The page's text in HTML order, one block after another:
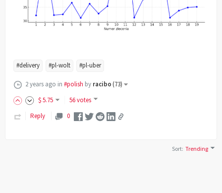
#delivery #pl-wolt #pl-uber
2 years ago in #polish by racibo(73)
$5.75
56 votes
Reply
0
Sort:Trending